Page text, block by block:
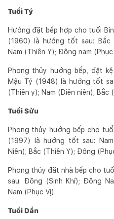
Tuổi Tý
Hướng đặt bếp hợp cho tuổi
(1960) là hướng tốt sau: Bắc
Nam (Thiên Y); Đông nam (Phục
Phong thủy hướng bếp, đặt
Mậu Tý (1948) là hướng tốt
(Thiên y); Nam (Diên niên); Bắc
Tuổi Sửu
Phong thủy hướng bếp cho
(1997) là hướng tốt sau:
Niên); Bắc (Thiên Y); Đông
Phong thủy đặt nhà bếp cho
sau: Đông (Sinh Khí); Đông
Nam (Phục Vị).
Tuổi Dần